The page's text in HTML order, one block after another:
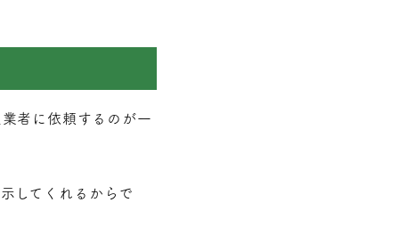
者に依頼するのが一
してくれるからで